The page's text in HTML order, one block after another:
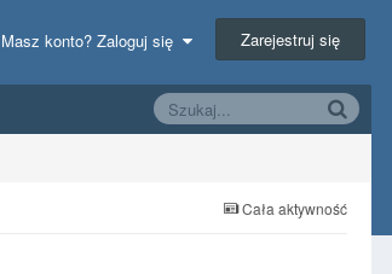
Masz konto? Zaloguj się Zarejestruj się
Cała aktywność